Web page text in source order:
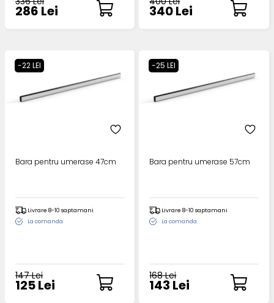
286 Lei 340 Lei
-22 LEI
Bara pentru umerase 47cm
Livrare 8-10 saptamani
La comanda
147 Lei
125 Lei
-25 LEI
Bara pentru umerase 57cm
Livrare 8-10 saptamani
La comanda
168 Lei
143 Lei